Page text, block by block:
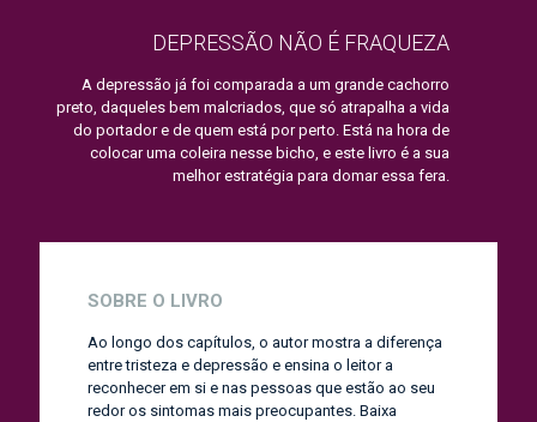
DEPRESSÃO NÃO É FRAQUEZA
A depressão já foi comparada a um grande cachorro
preto, daqueles bem malcriados, que só atrapalha a vida
do portador e de quem está por perto. Está na hora de
colocar uma coleira nesse bicho, e este livro é a sua
melhor estratégia para domar essa fera.
SOBRE O LIVRO
Ao longo dos capítulos, o autor mostra a diferença
entre tristeza e depressão e ensina o leitor a
reconhecer em si e nas pessoas que estão ao seu
redor os sintomas mais preocupantes. Baixa